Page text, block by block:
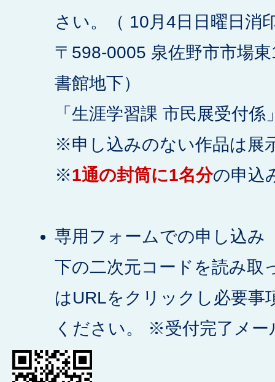
さい。（ 10月4日日曜日消
〒598-0005 泉佐野市市場
書館地下）
「生涯学習課 市民展受付係
※申し込みのない作品は展
※1通の封筒に1名分の申込
専用フォームでの申し込み
下の二次元コードを読み取
はURLをクリックし必要事
ください。 ※受付完了メー